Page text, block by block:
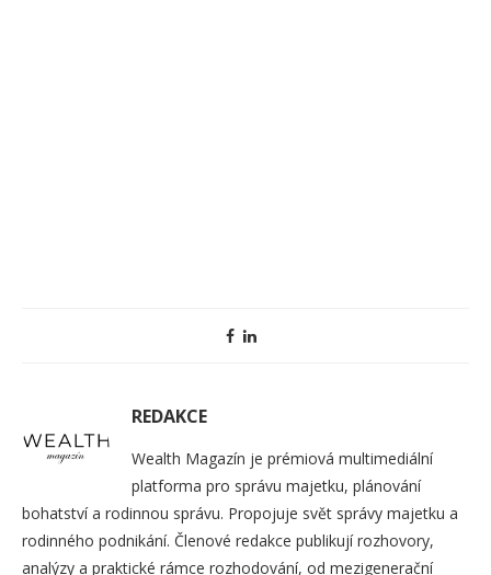
REDAKCE
Wealth Magazín je prémiová multimediální
platforma pro správu majetku, plánování
bohatství a rodinnou správu. Propojuje svět správy majetku a
rodinného podnikání. Členové redakce publikují rozhovory,
analýzy a praktické rámce rozhodování, od mezigenerační